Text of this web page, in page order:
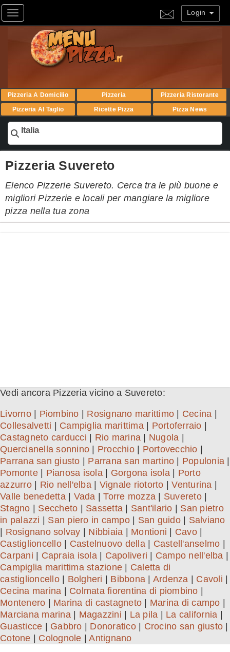
Toggle navigation Login
Pizzeria A Domicilio Pizzeria
Pizzeria Ristorante
Pizzeria Al Taglio
Ricette Pizza Pizza News
Italia
Pizzeria Suvereto
Elenco Pizzerie Suvereto. Cerca tra le più buone e
migliori Pizzerie e locali per mangiare la migliore
pizza nella tua zona
Vedi ancora Pizzeria vicino a Suvereto:
Livorno| Piombino Rosignano marittimo Cecina
Collesalvetti
Campiglia marittima| Portoferraio
Castagneto carducci
Rio marina Nugola
Quercianella sonnino
Procchio| Portovecchio
Parrana san giusto
Parrana san martino Populonia
Pomonte| Pianosa isola| Gorgona isola| Porto
azzurro| Rio nell'elba| Vignale riotorto |Venturina
Valle benedetta| Vada |Torre mozza Suvereto|
Stagno
Seccheto Sassetta Sant'ilario
San pietro
in palazzi
San piero in campo| San guido| Salviano
Rosignano solvay Nibbiaia Montioni Cavo|
Castiglioncello| Castelnuovo della| Castell'anselmo
Carpani
Capraia isola| Capoliveri Campo nell'elba
Campiglia marittima stazione
Caletta di
castiglioncello| Bolgheri Bibbona Ardenza Cavoli
Cecina marina
Colmata fiorentina di piombino
Montenero
Marina di castagneto Marina di campo
Marciana marina| Magazzini La pila La california
Guasticce
Gabbro Donoratico| Crocino san giusto
Cotone
Colognole |Antignano